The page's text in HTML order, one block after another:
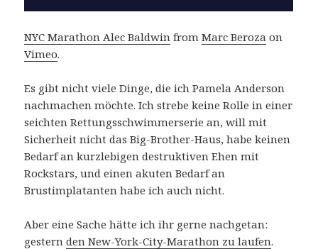
NYC Marathon Alec Baldwin fromMarc Beroza on
Vimeo.
Es gibt nicht viele Dinge, die ich Pamela Anderson
nachmachen möchte. Ich strebe keine Rolle in einer
seichten Rettungsschwimmerserie an, will mit
Sicherheit nicht das Big-Brother-Haus, habe keinen
Bedarf an kurzlebigen destruktiven Ehen mit
Rockstars, und einen akuten Bedarf an
Brustimplatanten habe ich auch nicht.
Aber eine Sache hätte ich ihr gerne nachgetan:
gesternden New-York-City-Marathon zu laufen.